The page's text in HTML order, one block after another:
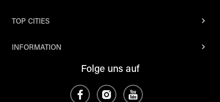
TOP CITIES
INFORMATION
Folge uns auf